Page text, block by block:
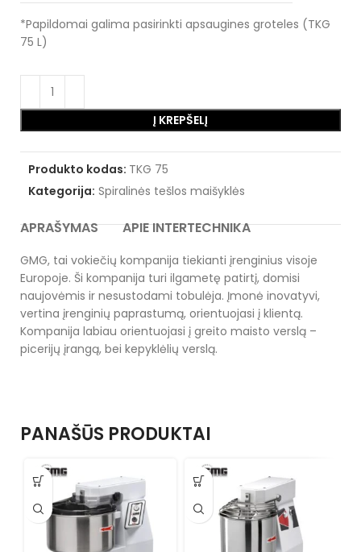
*Papildomai galima pasirinkti apsaugines groteles (TKG
75 L)
Į KREPŠELĮ
Produkto kodas: TKG 75
Kategorija: Spiralinės tešlos maišyklės
APRAŠYMAS APIE INTERTECHNIKA
GMG, tai vokiečių kompanija tiekianti įrenginius visoje
Europoje. Ši kompanija turi ilgametę patirtį, domisi
naujovėmis ir nesustodami tobulėja. Įmonė inovatyvi,
vertina įrenginių paprastumą, orientuojasi į klientą.
Kompanija labiau orientuojasi į greito maisto verslą –
picerijų įrangą, bei kepyklėlių verslą.
PANAŠŪS PRODUKTAI